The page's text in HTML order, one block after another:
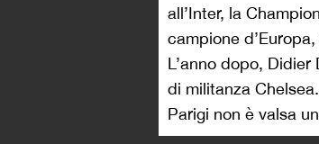
all’Inter, la
campione
L’anno dopo,
di militanza
Parigi non è valsa